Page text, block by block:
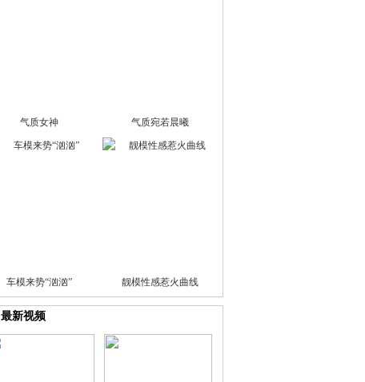
气质女神 气质宛若晨曦
车模来势“汹汹” 靓模性感惹火曲线
最新视频